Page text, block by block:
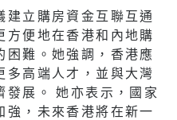
建立購房資金互聯互通
方便地在香港和內地購
困難。她強調，香港應
多高端人才，並與大灣
發展。 她亦表示，國家
強，未來香港將在新一